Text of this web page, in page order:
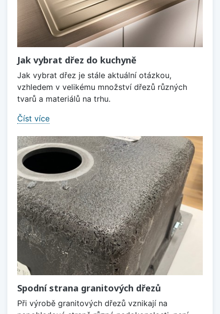
Jak vybrat dřez do kuchyně
Jak vybrat dřez je stále aktuální otázkou,
vzhledem v velikému množství dřezů různých
tvarů a materiálů na trhu.
Číst více
Spodní strana granitových dřezů
Při výrobě granitových dřezů vznikají na